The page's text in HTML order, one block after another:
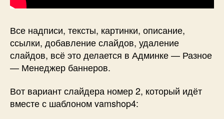
Все надписи, тексты, картинки, описание,
ссылки, добавление слайдов, удаление
слайдов, всё это делается в Админке — Разное
— Менеджер баннеров.
Вот вариант слайдера номер 2, который идёт
вместе с шаблоном vamshop4: